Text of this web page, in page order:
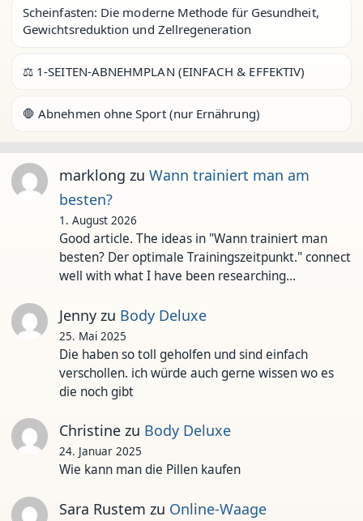
Scheinfasten: Die moderne Methode für Gesundheit,
Gewichtsreduktion und Zellregeneration
⚖️ 1-SEITEN-ABNEHMPLAN (EINFACH & EFFEKTIV)
🛑 Abnehmen ohne Sport (nur Ernährung)
marklong zu Wann trainiert man am
besten?
1. August 2026
Good article. The ideas in "Wann trainiert man
besten? Der optimale Trainingszeitpunkt." connect
well with what I have been researching…
Jennyzu Body Deluxe
25. Mai 2025
Die haben so toll geholfen und sind einfach
verschollen. ich würde auch gerne wissen wo es
die noch gibt
Christinezu Body Deluxe
24. Januar 2025
Wie kann man die Pillen kaufen
Sara Rustem zu Online-Waage